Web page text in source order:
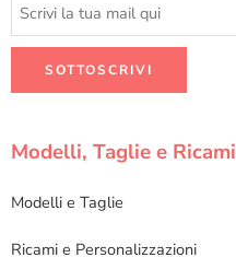
Modelli, Taglie e Ricami
Modelli e Taglie
Ricami e Personalizzazioni